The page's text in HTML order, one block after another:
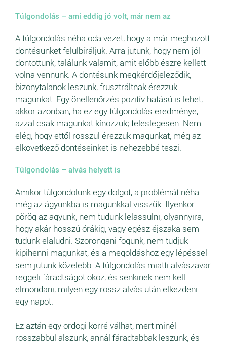
Túlgondolás – ami eddig jó volt, már nem az
A túlgondolás néha oda vezet, hogy a már meghozott
döntésünket felülbíráljuk. Arra jutunk, hogy nem jól
döntöttünk, találunk valamit, amit előbb észre kellett
volna vennünk. A döntésünk megkérdőjeleződik,
bizonytalanok leszünk, frusztráltnak érezzük
magunkat. Egy önellenőrzés pozitív hatású is lehet,
akkor azonban, ha ez egy túlgondolás eredménye,
azzal csak magunkat kínozzuk; feleslegesen. Nem
elég, hogy ettől rosszul érezzük magunkat, még az
elkövetkező döntéseinket is nehezebbé teszi.
Túlgondolás – alvás helyett is
Amikor túlgondolunk egy dolgot, a problémát néha
még az ágyunkba is magunkkal visszük. Ilyenkor
pörög az agyunk, nem tudunk lelassulni, olyannyira,
hogy akár hosszú órákig, vagy egész éjszaka sem
tudunk elaludni. Szorongani fogunk, nem tudjuk
kipihenni magunkat, és a megoldáshoz egy lépéssel
sem jutunk közelebb. A túlgondolás miatti alvászavar
reggeli fáradtságot okoz, és senkinek nem kell
elmondani, milyen egy rossz alvás után elkezdeni
egy napot.
Ez aztán egy ördögi körré válhat, mert minél
rosszabbul alszunk, annál fáradtabbak leszünk, és